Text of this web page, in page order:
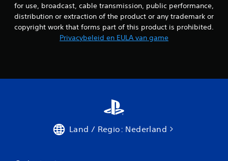
for use, broadcast, cable transmission, public performance,
distribution or extraction of the product or any trademark or
copyright work that forms part of this product is prohibited.
Privacybeleid en EULA van game
Land / Regio: Nederland